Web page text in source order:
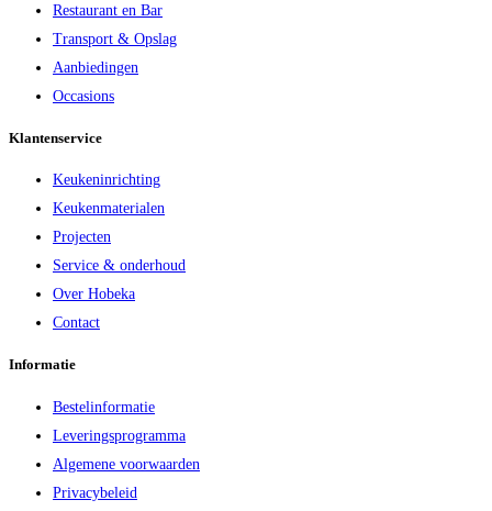
Restaurant en Bar
Transport & Opslag
Aanbiedingen
Occasions
Klantenservice
Keukeninrichting
Keukenmaterialen
Projecten
Service & onderhoud
Over Hobeka
Contact
Informatie
Bestelinformatie
Leveringsprogramma
Algemene voorwaarden
Privacybeleid